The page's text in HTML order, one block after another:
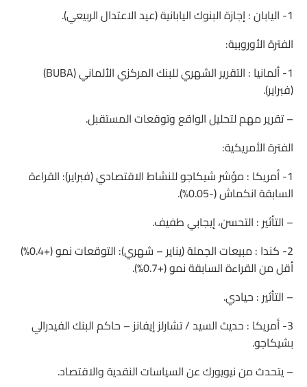
1- اليابان : إجازة البنوك اليابانية (عيد الاعتدال الربيعي).
الفترة الأوروبية:
1- ألمانيا : التقرير الشهري للبنك المركزي الألماني (BUBA)
(فبراير).
– تقرير مهم لتحليل الواقع وتوقعات المستقبل.
الفترة الأمريكية:
1- أمريكا : مؤشر شيكاجو للنشاط الاقتصادي (فبراير): القراءة
السابقة انكماش (-0.05%).
– التأثير : التحسن، إيجابي طفيف.
2- كندا : مبيعات الجملة (يناير – شهري): التوقعات نمو (+0.4%)
أقل من القراءة السابقة نمو (+0.7%).
– التأثير : حيادي.
3- أمريكا : حديث السيد / تشارلز إيفانز – حاكم البنك الفيدرالي
بشيكاجو.
– يتحدث من نيويورك عن السياسات النقدية والاقتصاد.